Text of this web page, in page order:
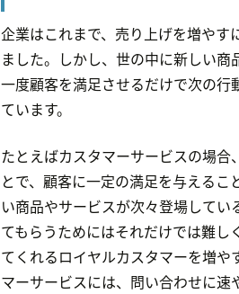
企業はこれまで、売り上げを増やす
ました。しかし、世の中に新しい
一度顧客を満足させるだけで次の
ています。
たとえばカスタマーサービスの場
とで、顧客に一定の満足を与える
い商品やサービスが次々登場して
てもらうためにはそれだけでは難
てくれるロイヤルカスタマーを増や
マーサービスには、問い合わせに